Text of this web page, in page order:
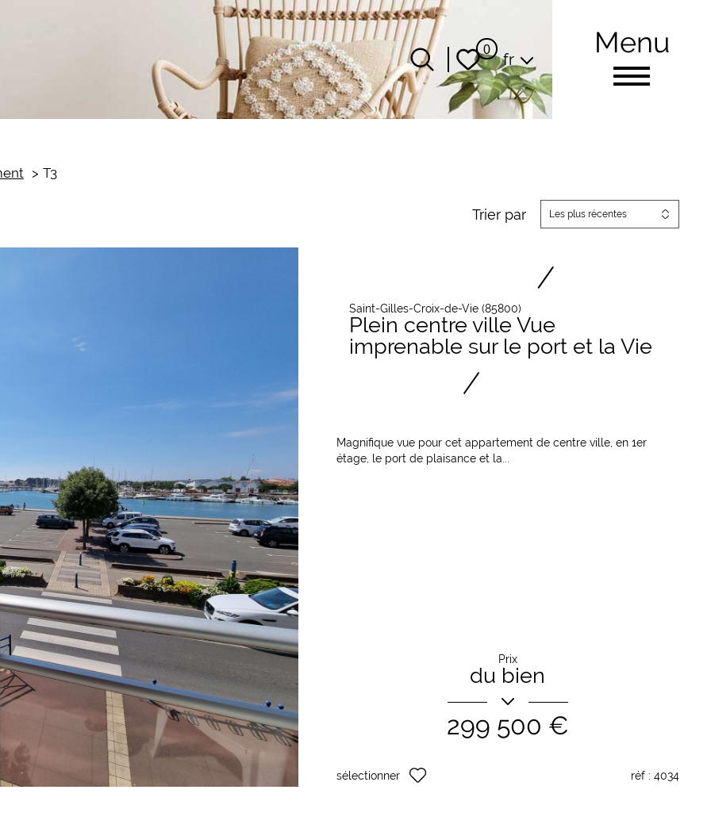
Menu
0 Langue
fr
T3
Trier par Les plus récentes
Saint-Gilles-Croix-de-Vie (85800)
Plein centre ville Vue
imprenable sur le port et la Vie
Magnifique vue pour cet appartement de centre ville, en 1er
étage, le port de plaisance et la...
Prix
du bien
299 500 €
sélectionner réf : 4034